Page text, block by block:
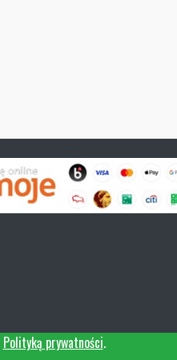
Polityką prywatności.